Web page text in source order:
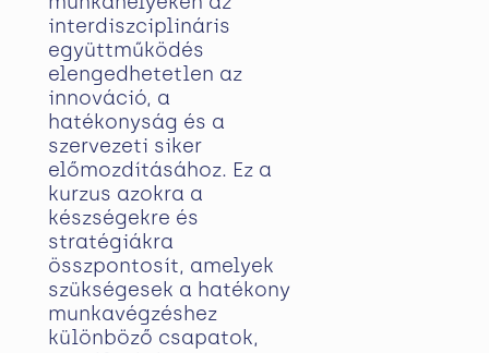
interdiszciplináris
együttműködés
elengedhetetlen az
innováció, a
hatékonyság és a
szervezeti siker
előmozdításához. Ez a
kurzus azokra a
készségekre és
stratégiákra
összpontosít, amelyek
szükségesek a hatékony
munkavégzéshez
különböző csapatok,